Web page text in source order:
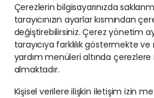
Çerezlerin bilgisayarınızda
tarayıcınızın ayarlar kısmından
değiştirebilirsiniz. Çerez yönetim
tarayıcıya farklılık göstermekte ve
yardım menüleri altında çerezlere
almaktadır.
Kişisel verilere ilişkin iletişim izin